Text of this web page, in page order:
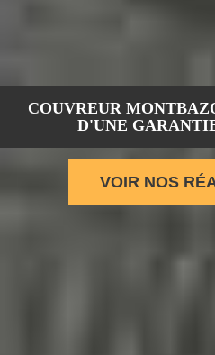
COUVREUR
D'UNE
VOIR NOS